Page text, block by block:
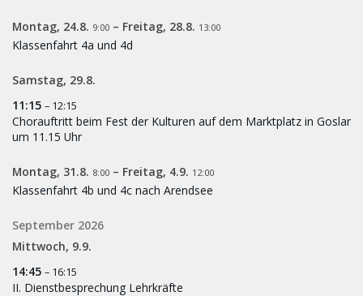
Montag, 24.8. 9:00 – Freitag, 28.8. 13:00
Klassenfahrt 4a und 4d
Samstag, 29.8.
11:15 – 12:15
Chorauftritt beim Fest der Kulturen auf dem Marktplatz in Goslar
um 11.15 Uhr
Montag, 31.8. 8:00 – Freitag, 4.9. 12:00
Klassenfahrt 4b und 4c nach Arendsee
September 2026
Mittwoch, 9.9.
14:45 – 16:15
II. Dienstbesprechung Lehrkräfte